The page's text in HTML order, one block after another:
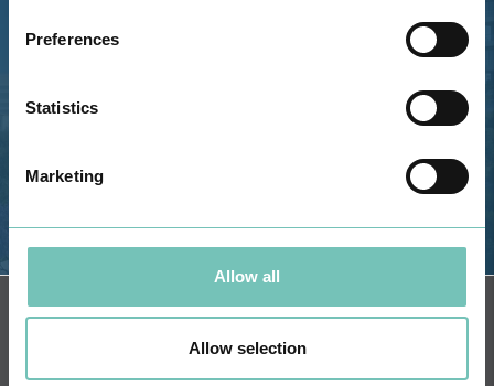
Preferences
Statistics
Marketing
Allow all
Allow selection
OBTER DIREÇÕES
si informações de saúde com a